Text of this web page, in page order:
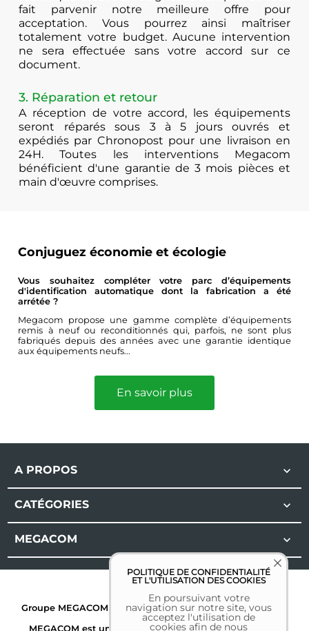
fait parvenir notre meilleure offre pour
acceptation. Vous pourrez ainsi maîtriser
totalement votre budget. Aucune intervention
ne sera effectuée sans votre accord sur ce
document.
3. Réparation et retour
A réception de votre accord, les équipements
seront réparés sous 3 à 5 jours ouvrés et
expédiés par Chronopost pour une livraison en
24H. Toutes les interventions Megacom
bénéficient d'une garantie de 3 mois pièces et
main d'œuvre comprises.
Conjuguez économie et écologie
Vous souhaitez compléter votre parc d’équipements
d'identification automatique dont la fabrication a été
arrétée ?
Megacom propose une gamme complète d’équipements
remis à neuf ou reconditionnés qui, parfois, ne sont plus
fabriqués depuis des années avec une garantie identique
aux équipements neufs...
En savoir plus
A PROPOS 
CATÉGORIES 
MEGACOM 
POLITIQUE DE CONFIDENTIALITÉ
ET L'UTILISATION DES COOKIES
En poursuivant votre
navigation sur notre site, vous
acceptez l'utilisation de
cookies afin de nous
Groupe MEGACOM | Tous droits réservés | 2026 |Mentions
légales
MEGACOM est une marque déposée. Toutes les autres